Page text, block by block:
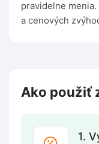
pravidelne
a cenových
Ako použiť
1.